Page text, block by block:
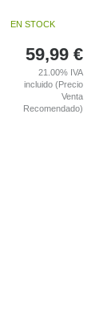
EN STOCK
59,99 €
21.00% IVA
incluido (Precio
Venta
Recomendado)